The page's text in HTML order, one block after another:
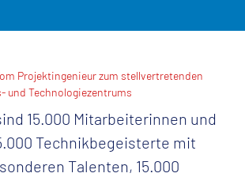
Projekt­ingenieur zum stellvertretenden
und Technologiezentrums
15.000 Mitarbeiterinnen und
Technikbegeisterte mit
Talenten, 15.000